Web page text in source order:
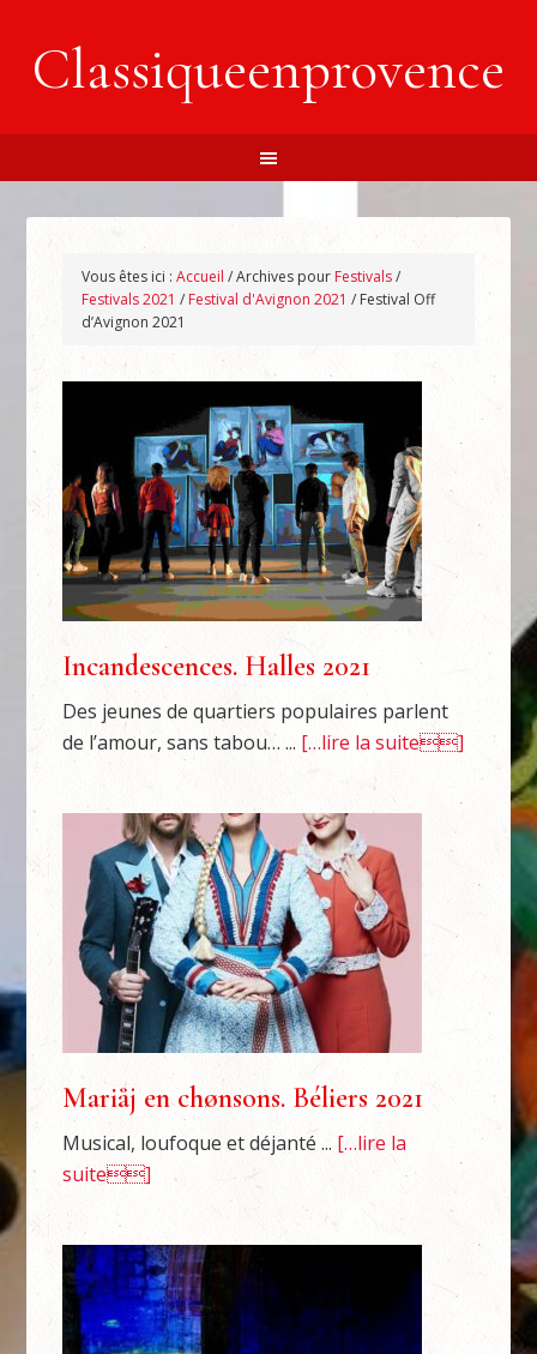
Classiqueenprovence
Vous êtes ici :Accueil /Archives pour Festivals/
Festivals 2021 / Festival d'Avignon 2021 / Festival Off
d’Avignon 2021
Incandescences. Halles 2021
Des jeunes de quartiers populaires parlent
de l’amour, sans tabou… ... […lire la suite]
Mariåj en chønsons. Béliers 2021
Musical, loufoque et déjanté ... […lire la
suite]